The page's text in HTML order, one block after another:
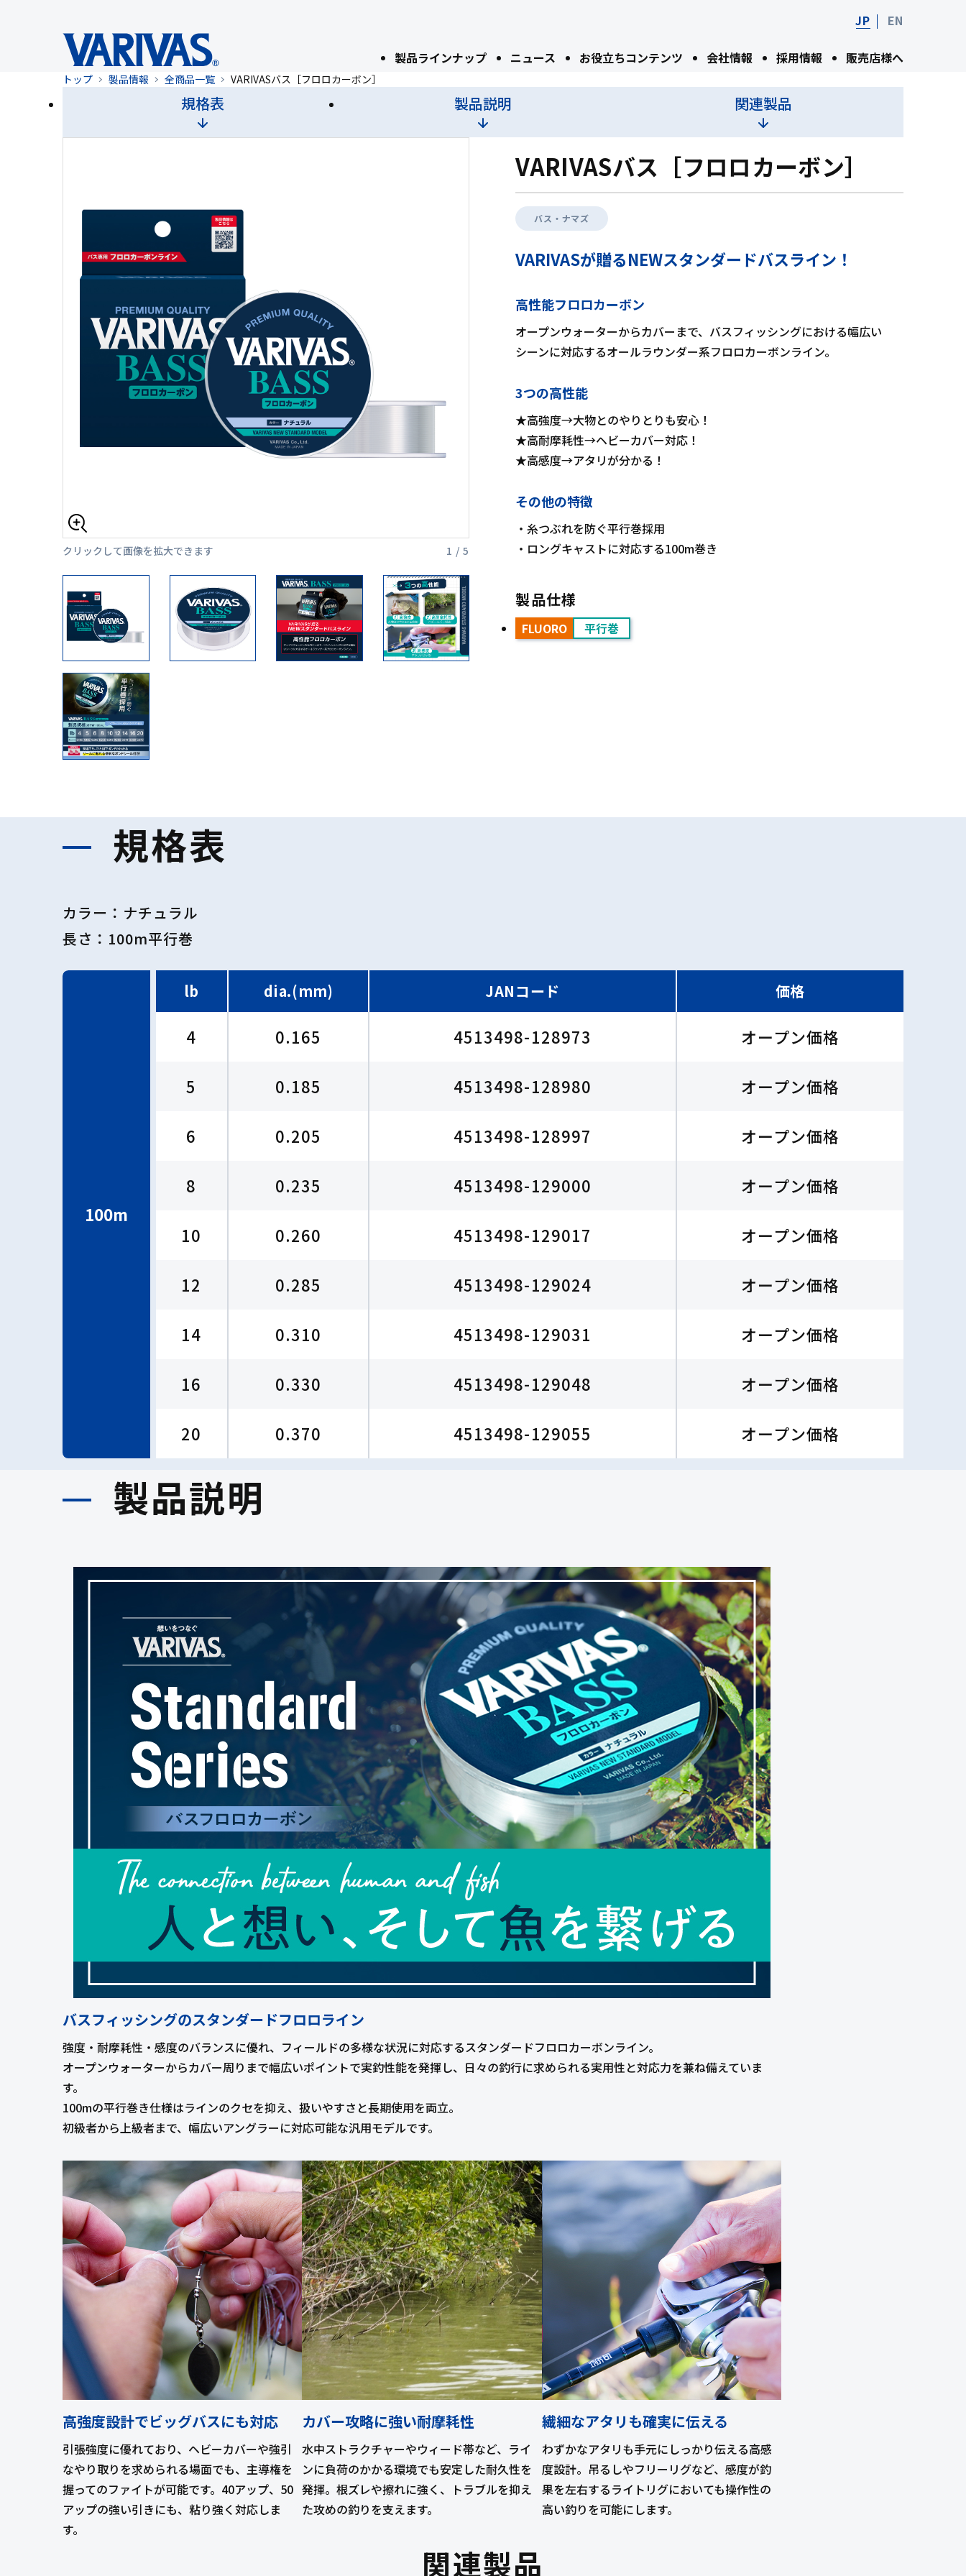
製品ラインナップ ニュース お役立ちコンテンツ 会社情報 採用情報 販売店様へ
JP EN
トップ 製品情報 全商品一覧 VARIVASバス［フロロカーボン］
規格表 製品説明 関連製品
クリックして画像を拡大できます 1 / 5
VARIVASバス［フロロカーボン］
バス・ナマズ
VARIVASが贈るNEWスタンダードバスライン！
高性能フロロカーボン
オープンウォーターからカバーまで、バスフィッシングにおける幅広い
シーンに対応するオールラウンダー系フロロカーボンライン。
3つの高性能
★高強度→大物とのやりとりも安心！
★高耐摩耗性→ヘビーカバー対応！
★高感度→アタリが分かる！
その他の特徴
・糸つぶれを防ぐ平行巻採用
・ロングキャストに対応する100m巻き
製品仕様
FLUORO 平行巻
規格表
カラー：ナチュラル
長さ：100m平行巻
100m
lb dia.(mm) JANコード 価格
4 0.165 4513498-128973 オープン価格
5 0.185 4513498-128980 オープン価格
6 0.205 4513498-128997 オープン価格
8 0.235 4513498-129000 オープン価格
10 0.260 4513498-129017 オープン価格
12 0.285 4513498-129024 オープン価格
14 0.310 4513498-129031 オープン価格
16 0.330 4513498-129048 オープン価格
20 0.370 4513498-129055 オープン価格
製品説明
バスフィッシングのスタンダードフロロライン
強度・耐摩耗性・感度のバランスに優れ、フィールドの多様な状況に対応するスタンダードフロロカーボンライン。
オープンウォーターからカバー周りまで幅広いポイントで実釣性能を発揮し、日々の釣行に求められる実用性と対応力を兼ね備えていま
す。
100mの平行巻き仕様はラインのクセを抑え、扱いやすさと長期使用を両立。
初級者から上級者まで、幅広いアングラーに対応可能な汎用モデルです。
高強度設計でビッグバスにも対応
引張強度に優れており、ヘビーカバーや強引
なやり取りを求められる場面でも、主導権を
握ってのファイトが可能です。40アップ、50
アップの強い引きにも、粘り強く対応しま
す。
カバー攻略に強い耐摩耗性
水中ストラクチャーやウィード帯など、ライ
ンに負荷のかかる環境でも安定した耐久性を
発揮。根ズレや擦れに強く、トラブルを抑え
た攻めの釣りを支えます。
繊細なアタリも確実に伝える
わずかなアタリも手元にしっかり伝える高感
度設計。吊るしやフリーリグなど、感度が釣
果を左右するライトリグにおいても操作性の
高い釣りを可能にします。
関連製品